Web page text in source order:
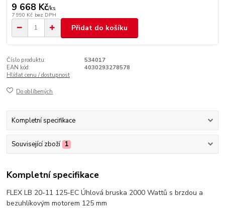
9 668 Kč/ks
7 990 Kč bez DPH
Přidat do košíku
Číslo produktu:
534017
EAN kód:
4030293278578
Hlídat cenu / dostupnost
Do oblíbených
Kompletní specifikace
Související zboží 1
Kompletní specifikace
FLEX LB 20-11 125-EC Úhlová bruska 2000 Wattů s brzdou a
bezuhlíkovým motorem 125 mm